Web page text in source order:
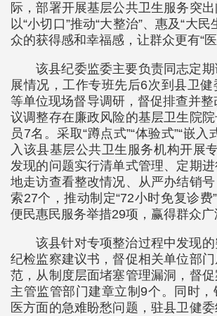
际，部署开展基层公共卫生服务突出
以“小切口”推动“大整治”、惠及“大
众的获得感和幸福感，让群众更有“医
该县纪委监委主要负责同志定
展情况，工作专班先后6次到县卫
等单位现场督导调研，督促排查并
议调整存在廉政风险的基层卫生院
员7名。采取“蹲点式”“体验式”“嵌入
入该县基层公共卫生服务机构开展
发现的问题实行清单式管理、定期
地走访查看整改情况、从严办结销
索27个，推动制定“72小时免复诊费
便民惠民服务举措29项，赢得群众广
该县针对专项整治过程中发现
纪检监察建议书，督促相关单位部
范，从制度层面堵塞管理漏洞，督
主管监管部门建章立制9个。同时
医方面的急难盼愁问题，驻县卫健